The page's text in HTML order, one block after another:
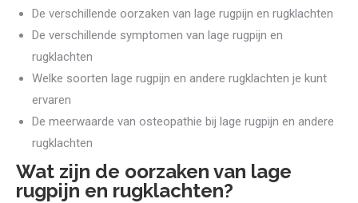
De verschillende oorzaken van lage rugpijn en rugklachten
De verschillende symptomen van lage rugpijn en
rugklachten
Welke soorten lage rugpijn en andere rugklachten je kunt
ervaren
De meerwaarde van osteopathie bij lage rugpijn en andere
rugklachten
Wat zijn de oorzaken van lage
rugpijn en rugklachten?